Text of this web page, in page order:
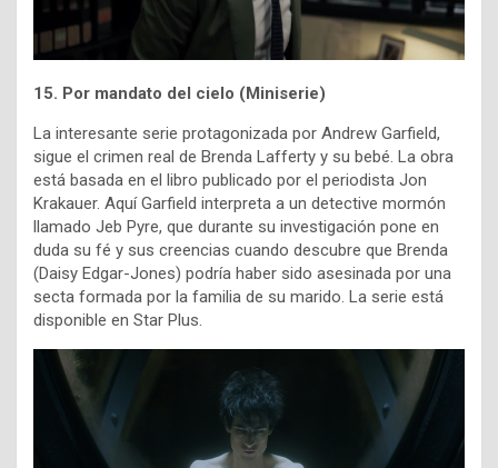
15. Por mandato del cielo (Miniserie)
La interesante serie protagonizada por Andrew Garfield,
sigue el crimen real de Brenda Lafferty y su bebé. La obra
está basada en el libro publicado por el periodista Jon
Krakauer. Aquí Garfield interpreta a un detective mormón
llamado Jeb Pyre, que durante su investigación pone en
duda su fé y sus creencias cuando descubre que Brenda
(Daisy Edgar-Jones) podría haber sido asesinada por una
secta formada por la familia de su marido. La serie está
disponible en Star Plus.